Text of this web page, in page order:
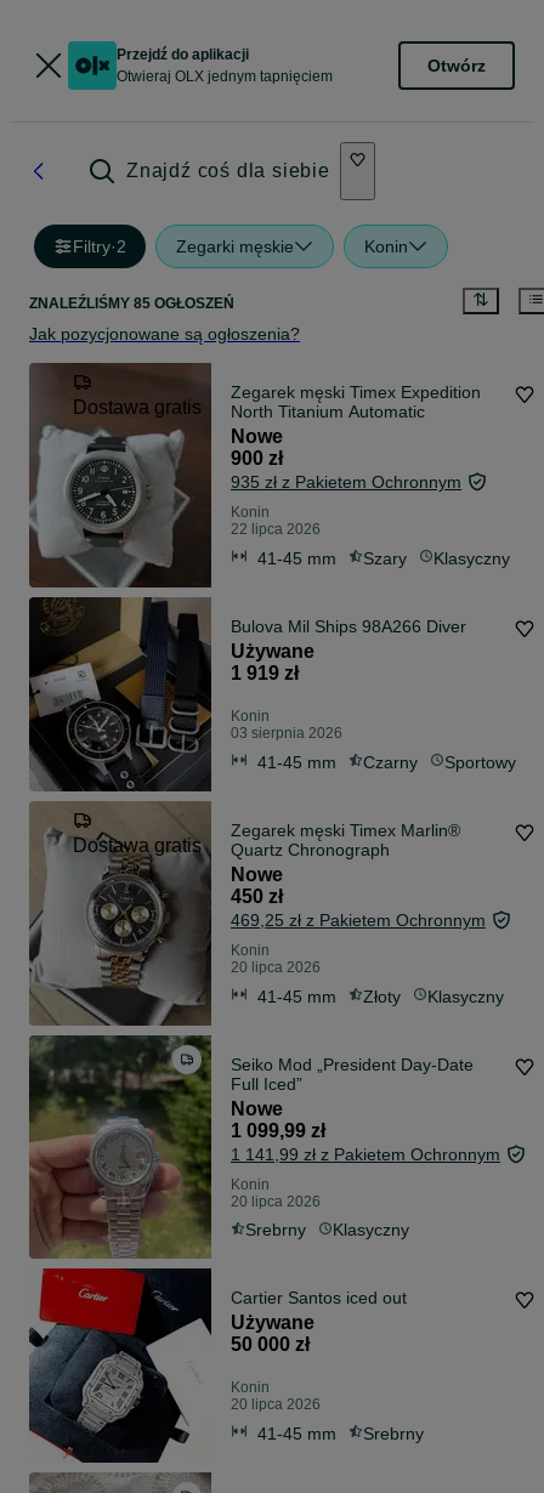
Przejdź do aplikacji
Otwieraj OLX jednym tapnięciem
Otwórz
Znajdź coś dla siebie
Filtry·2 Zegarki męskie Konin
ZNALEŹLIŚMY 85 OGŁOSZEŃ
Jak pozycjonowane są ogłoszenia?
Dostawa gratis
Zegarek męski Timex Expedition
North Titanium Automatic
Nowe
900 zł
935 zł z Pakietem Ochronnym
Konin
22 lipca 2026
41-45 mm Szary Klasyczny
Bulova Mil Ships 98A266 Diver
Używane
1 919 zł
Konin
03 sierpnia 2026
41-45 mm Czarny Sportowy
Dostawa gratis
Zegarek męski Timex Marlin®
Quartz Chronograph
Nowe
450 zł
469,25 zł z Pakietem Ochronnym
Konin
20 lipca 2026
41-45 mm Złoty Klasyczny
Seiko Mod „President Day-Date
Full Iced”
Nowe
1 099,99 zł
1 141,99 zł z Pakietem Ochronnym
Konin
20 lipca 2026
Srebrny Klasyczny
Cartier Santos iced out
Używane
50 000 zł
Konin
20 lipca 2026
41-45 mm Srebrny